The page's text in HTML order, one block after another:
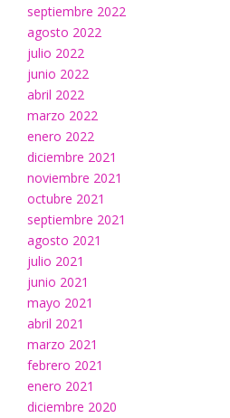
septiembre 2022
agosto 2022
julio 2022
junio 2022
abril 2022
marzo 2022
enero 2022
diciembre 2021
noviembre 2021
octubre 2021
septiembre 2021
agosto 2021
julio 2021
junio 2021
mayo 2021
abril 2021
marzo 2021
febrero 2021
enero 2021
diciembre 2020